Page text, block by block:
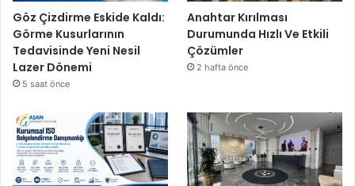
Göz Çizdirme Eskide Kaldı:
Görme Kusurlarının
Tedavisinde Yeni Nesil
Lazer Dönemi
5 saat önce
Anahtar Kırılması
Durumunda Hızlı Ve Etkili
Çözümler
2 hafta önce